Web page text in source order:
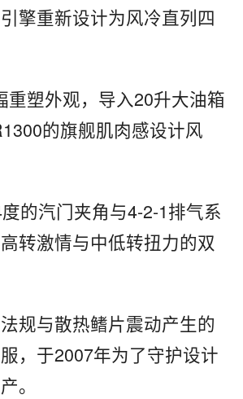
擎重新设计为风冷直列四
重塑外观，导入20升大油箱
的旗舰肌肉感设计风
的汽门夹角与4-2-1排气系
转激情与中低转扭力的双
规与散热鳍片震动产生的
，于2007年为了守护设计
。